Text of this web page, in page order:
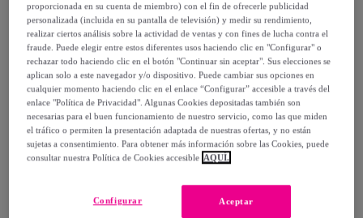
Rojo Azul Rosa
Vendido porPLAYTEX TIENDA OFICIAL
proporcionada en su cuenta de miembro) con el fin de ofrecerle publicidad
personalizada (incluida en su pantalla de televisión) y medir su rendimiento,
realizar ciertos análisis sobre la actividad de ventas y con fines de lucha contra el
fraude. Puede elegir entre estos diferentes usos haciendo clic en "Configurar" o
rechazar todo haciendo clic en el botón "Continuar sin aceptar". Sus elecciones se
aplican solo a este navegador y/o dispositivo. Puede cambiar sus opciones en
cualquier momento haciendo clic en el enlace “Configurar” accesible a través del
enlace "Política de Privacidad". Algunas Cookies depositadas también son
necesarias para el buen funcionamiento de nuestro servicio, como las que miden
el tráfico o permiten la presentación adaptada de nuestras ofertas, y no están
sujetas a consentimiento. Para obtener más información sobre las Cookies, puede
consultar nuestra Política de Cookies accesible AQUÍ.
Aceptar
Configurar